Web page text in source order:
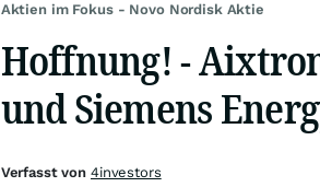
Aktien im Fokus - Novo Nordisk Aktie
Hoffnung! -
und Siemens
Verfasst von 4investors